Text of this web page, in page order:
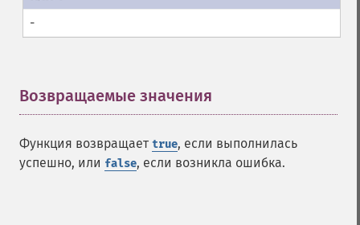
-
Возвращаемые значения
Функция возвращает true, если выполнилась
успешно, или false, если возникла ошибка.